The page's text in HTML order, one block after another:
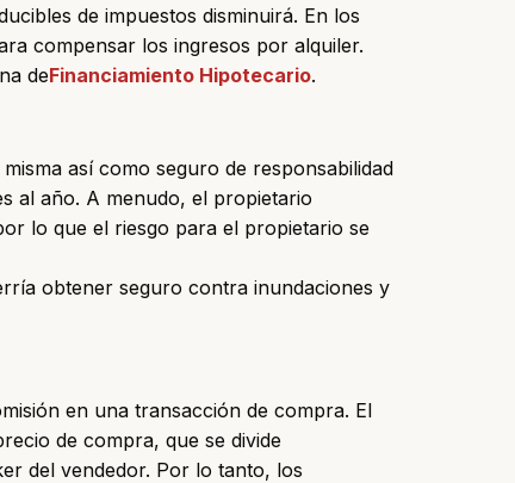
de impuestos disminuirá. En los
compensar los ingresos por alquiler.
deFinanciamiento Hipotecario.
así como seguro de responsabilidad
al año. A menudo, el propietario
lo que el riesgo para el propietario se
obtener seguro contra inundaciones y
en una transacción de compra. El
de compra, que se divide
del vendedor. Por lo tanto, los